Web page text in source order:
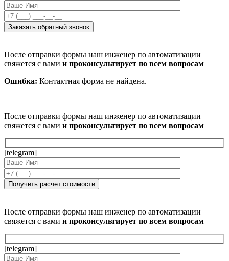
После отправки формы наш инженер по автоматизации
свяжется с вами и проконсультирует по всем вопросам
Ошибка: Контактная форма не найдена.
После отправки формы наш инженер по автоматизации
свяжется с вами и проконсультирует по всем вопросам
[telegram]
После отправки формы наш инженер по автоматизации
свяжется с вами и проконсультирует по всем вопросам
[telegram]